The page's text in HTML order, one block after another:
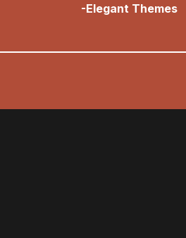
-Elegant Themes